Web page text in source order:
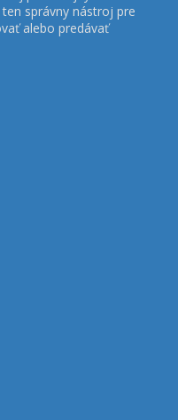
správny nástroj pre
alebo predávať